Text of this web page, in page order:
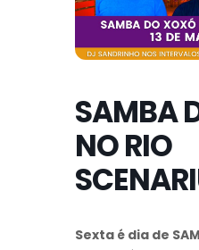
SAMBA
NO RIO
Sexta é dia de